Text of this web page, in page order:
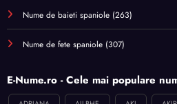
Nume de baieti spaniole (263)
Nume de fete spaniole (307)
E-Nume.ro - Cele mai populare